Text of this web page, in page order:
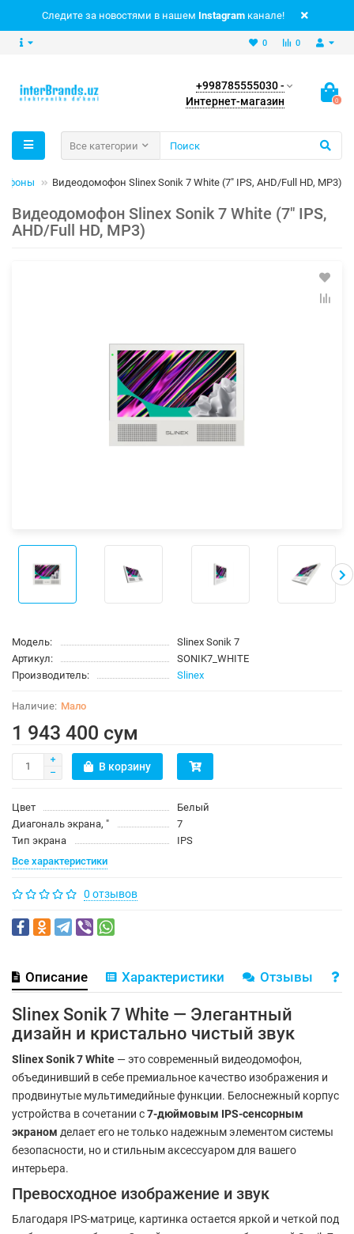
Следите за новостями в нашем Instagram канале!
0
0
+998785555030 -
Интернет-магазин
0
Все категории
Видеодомофон Slinex Sonik 7 White (7" IPS, AHD/Full HD, MP3)
Видеодомофон Slinex Sonik 7 White (7" IPS,
AHD/Full HD, MP3)
Модель:
Slinex Sonik 7
Артикул:
SONIK7_WHITE
Производитель:
Slinex
Мало
1 943 400 сум
В корзину
Цвет
Белый
Диагональ экрана, ″
7
Тип экрана
IPS
Все характеристики
0 отзывов
Описание Характеристики Отзывы
Slinex Sonik 7 White — Элегантный
дизайн и кристально чистый звук
Slinex Sonik 7 White — это современный видеодомофон,
объединивший в себе премиальное качество изображения и
продвинутые мультимедийные функции. Белоснежный корпус
устройства в сочетании с7-дюймовым IPS-сенсорным
экраном делает его не только надежным элементом системы
безопасности, но и стильным аксессуаром для вашего
интерьера.
Превосходное изображение и звук
Благодаря IPS-матрице, картинка остается яркой и четкой под